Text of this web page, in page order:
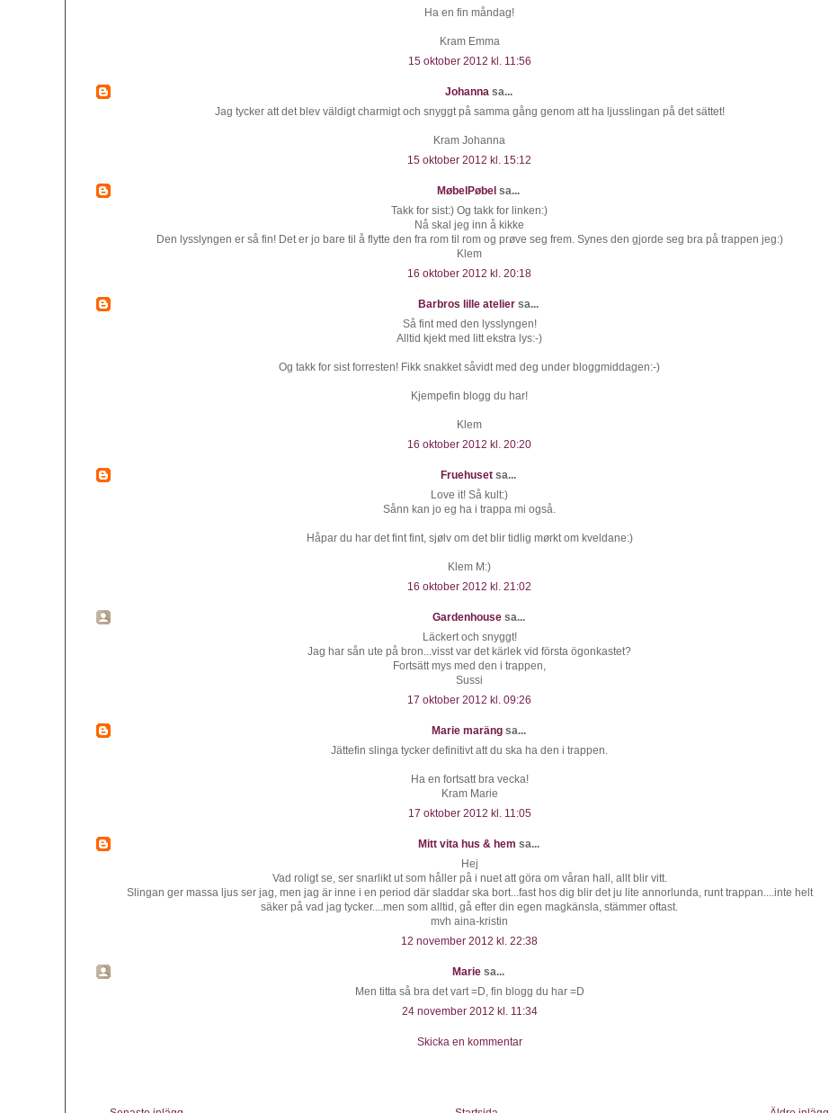
Ha en fin måndag!
Kram Emma
15 oktober 2012 kl. 11:56
Johannasa...
Jag tycker att det blev väldigt charmigt och snyggt på samma gång genom att ha ljusslingan på det sättet!
Kram Johanna
15 oktober 2012 kl. 15:12
MøbelPøbel sa...
Takk for sist:) Og takk for linken:)
Nå skal jeg inn å kikke
Den lysslyngen er så fin! Det er jo bare til å flytte den fra rom til rom og prøve seg frem. Synes den gjorde seg bra på trappen jeg:)
Klem
16 oktober 2012 kl. 20:18
Barbros lille atelier sa...
Så fint med den lysslyngen!
Alltid kjekt med litt ekstra lys:-)
Og takk for sist forresten! Fikk snakket såvidt med deg under bloggmiddagen:-)
Kjempefin blogg du har!
Klem
16 oktober 2012 kl. 20:20
Fruehuset sa...
Love it! Så kult:)
Sånn kan jo eg ha i trappa mi også.
Håpar du har det fint fint, sjølv om det blir tidlig mørkt om kveldane:)
Klem M:)
16 oktober 2012 kl. 21:02
Gardenhousesa...
Läckert och snyggt!
Jag har sån ute på bron...visst var det kärlek vid första ögonkastet?
Fortsätt mys med den i trappen,
Sussi
17 oktober 2012 kl. 09:26
Marie marängsa...
Jättefin slinga tycker definitivt att du ska ha den i trappen.
Ha en fortsatt bra vecka!
Kram Marie
17 oktober 2012 kl. 11:05
Mitt vita hus & hem sa...
Hej
Vad roligt se, ser snarlikt ut som håller på i nuet att göra om våran hall, allt blir vitt.
Slingan ger massa ljus ser jag, men jag är inne i en period där sladdar ska bort...fast hos dig blir det ju lite annorlunda, runt trappan....inte helt
säker på vad jag tycker....men som alltid, gå efter din egen magkänsla, stämmer oftast.
mvh aina-kristin
12 november 2012 kl. 22:38
Marie sa...
Men titta så bra det vart =D, fin blogg du har =D
24 november 2012 kl. 11:34
Skicka en kommentar